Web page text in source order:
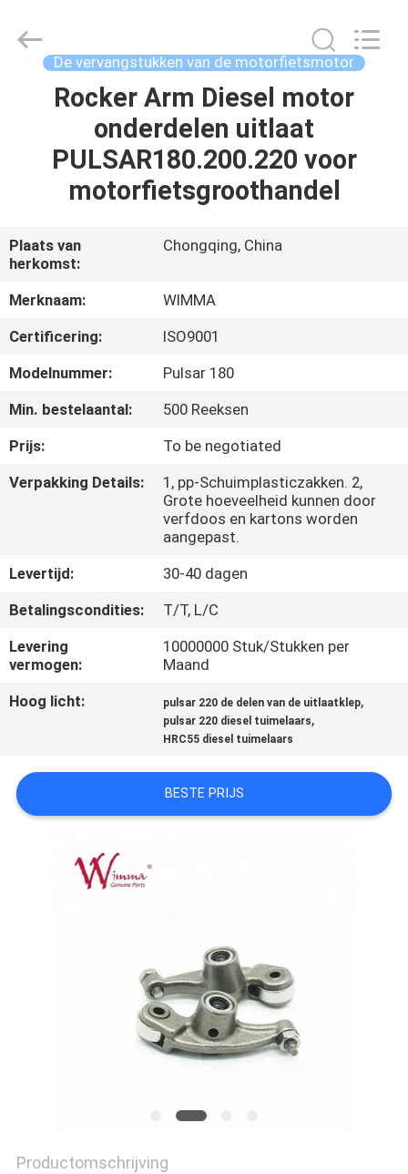
THUIS
PRODUCTEN
OVER
ONS
FABRIEKSTOCHT
KWALITEITSCONTROLE
NIEUWS
EEN
OFFERTE
SITEMAP
PRIVACYBELEID
Spare
Parts
De vervangstukken van de motorfietsmotor
Rocker Arm Diesel motor
onderdelen uitlaat
PULSAR180.200.220 voor
motorfietsgroothandel
Plaats van
herkomst:
Chongqing, China
Merknaam:
WIMMA
Certificering:
ISO9001
Modelnummer:
Pulsar 180
Min. bestelaantal:
500 Reeksen
Prijs:
To be negotiated
Verpakking Details:
1, pp-Schuimplasticzakken. 2,
Grote hoeveelheid kunnen door
verfdoos en kartons worden
aangepast.
Levertijd:
30-40 dagen
Betalingscondities:
T/T, L/C
Levering
vermogen:
10000000 Stuk/Stukken per
Maand
Hoog licht:
pulsar 220 de delen van de uitlaatklep,
pulsar 220 diesel tuimelaars,
HRC55 diesel tuimelaars
BESTE PRIJS
Productomschrijving